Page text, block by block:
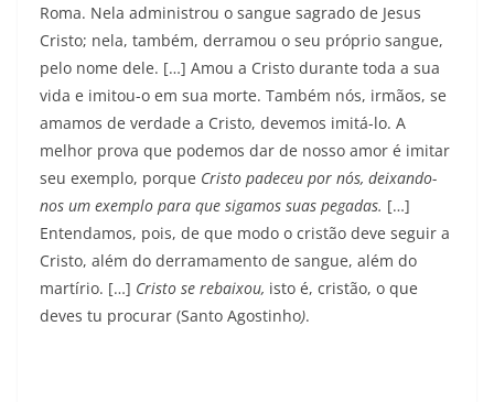
Roma. Nela administrou o sangue sagrado de Jesus
Cristo; nela, também, derramou o seu próprio sangue,
pelo nome dele. […] Amou a Cristo durante toda a sua
vida e imitou-o em sua morte. Também nós, irmãos, se
amamos de verdade a Cristo, devemos imitá-lo. A
melhor prova que podemos dar de nosso amor é imitar
seu exemplo, porque Cristo padeceu por nós, deixando-
nos um exemplo para que sigamos suas pegadas. […]
Entendamos, pois, de que modo o cristão deve seguir a
Cristo, além do derramamento de sangue, além do
martírio. […] Cristo se rebaixou, isto é, cris­tão, o que
deves tu procurar (Santo Agostinho).